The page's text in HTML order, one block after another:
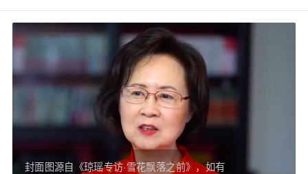
封面图源自《琼瑶专访·雪花飘落之前》，如有